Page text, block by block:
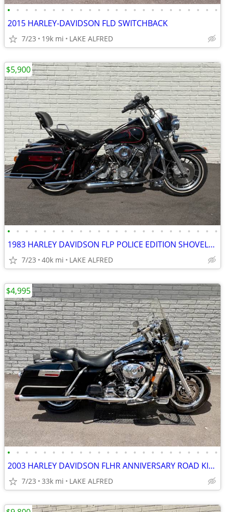
• • • • • • • • • • • • • • • • • • • • • • • •
2015 HARLEY-DAVIDSON FLD SWITCHBACK
7/23 19k mi LAKE ALFRED
• • • • • • • • • • • • • • • • • • • • • • • •
1983 HARLEY DAVIDSON FLP POLICE EDITION SHOVELHEAD
7/23 40k mi LAKE ALFRED
$5,900
• • • • • • • • • • • • • • • • • • • • • • • •
2003 HARLEY DAVIDSON FLHR ANNIVERSARY ROAD KING
7/23 33k mi LAKE ALFRED
$4,995